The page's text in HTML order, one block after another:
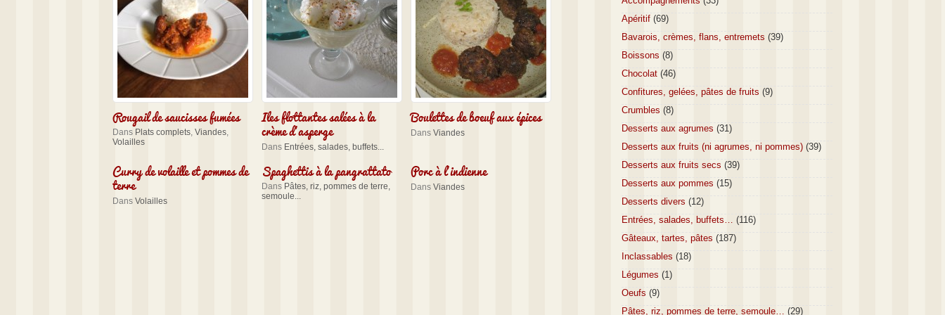
Rougail de saucisses fumées
Dans Plats complets, Viandes,
Volailles
Iles flottantes salées à la
crème d’asperge
Dans Entrées, salades, buffets...
Boulettes de boeuf aux épices
Dans Viandes
Curry de volaille et pommes de
terre
Dans Volailles
Spaghettis à la pangrattato
Dans Pâtes, riz, pommes de terre,
semoule...
Porc à l’indienne
Dans Viandes
Apéritif (69)
Bavarois, crèmes, flans, entremets (39)
Boissons (8)
Chocolat (46)
Confitures, gelées, pâtes de fruits (9)
Crumbles (8)
Desserts aux agrumes (31)
Desserts aux fruits (ni agrumes, ni pommes) (39)
Desserts aux fruits secs (39)
Desserts aux pommes (15)
Desserts divers (12)
Entrées, salades, buffets… (116)
Gâteaux, tartes, pâtes (187)
Inclassables (18)
Légumes (1)
Oeufs (9)
Pâtes, riz, pommes de terre, semoule… (29)